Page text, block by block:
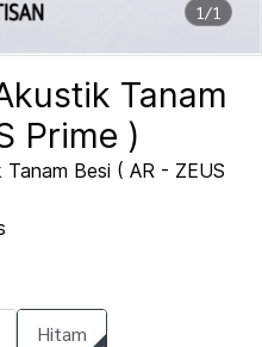
1/1
Tanam
Prime )
Besi ( AR - ZEUS
Hitam